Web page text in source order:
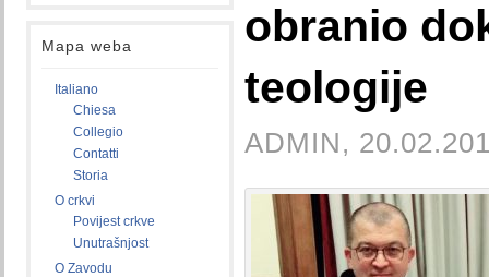
Mapa weba
Italiano
Chiesa
Collegio
Contatti
Storia
O crkvi
Povijest crkve
Unutrašnjost
O Zavodu
obranio
teologije
ADMIN,